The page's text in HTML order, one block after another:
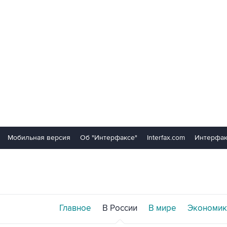
Мобильная версия Об "Интерфаксе" Interfax.com
Главное В России В мире